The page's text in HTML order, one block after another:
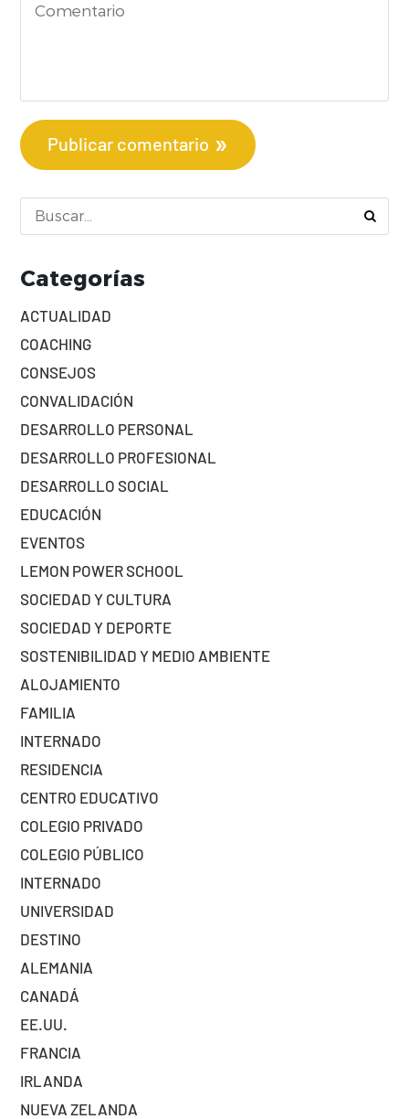
Publicar comentario
Categorías
ACTUALIDAD
COACHING
CONSEJOS
CONVALIDACIÓN
DESARROLLO PERSONAL
DESARROLLO PROFESIONAL
DESARROLLO SOCIAL
EDUCACIÓN
EVENTOS
LEMON POWER SCHOOL
SOCIEDAD Y CULTURA
SOCIEDAD Y DEPORTE
SOSTENIBILIDAD Y MEDIO AMBIENTE
ALOJAMIENTO
FAMILIA
INTERNADO
RESIDENCIA
CENTRO EDUCATIVO
COLEGIO PRIVADO
COLEGIO PÚBLICO
INTERNADO
UNIVERSIDAD
DESTINO
ALEMANIA
CANADÁ
EE.UU.
FRANCIA
IRLANDA
NUEVA ZELANDA